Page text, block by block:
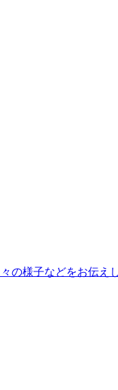
々の様子などをお